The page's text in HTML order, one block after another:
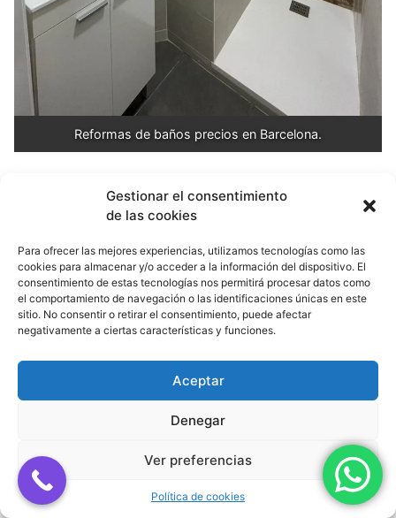
Gestionar el consentimiento
de las cookies
Para ofrecer las mejores experiencias, utilizamos tecnologías como las
cookies para almacenar y/o acceder a la información del dispositivo. El
consentimiento de estas tecnologías nos permitirá procesar datos como
el comportamiento de navegación o las identificaciones únicas en este
sitio. No consentir o retirar el consentimiento, puede afectar
negativamente a ciertas características y funciones.
Aceptar
Denegar
Ver preferencias
Política de cookies
Reformas de baños precios en Barcelona.
intervención
Beneficio
medios
Fontanería Instalación de una bañera
280 € –
fregadero
Suministro e instalación
de mampara de ducha
500 € –
600 €